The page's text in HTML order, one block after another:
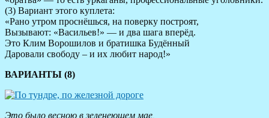
(3) Вариант этого куплета:
«Рано утром проснёшься, на поверку построят,
Вызывают: «Васильев!» — и два шага вперёд.
Это Клим Ворошилов и братишка Будённый
Даровали свободу – и их любит народ!»
ВАРИАНТЫ (8)
Это было весною в зеленеющем мае,